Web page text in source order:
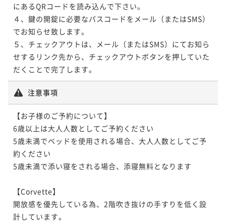
にあるQRコードを読み込んで下さい。
４、鍵の開錠に必要なパスコードをメール（またはSMS）
でお知らせ致します。
５、チェックアウトは、メール（またはSMS）にてお知ら
せするリンク先から、チェックアウトボタンを押していた
だくことで完了します。
注意事項
【お子様のご予約について】
6歳以上は大人人数としてご予約ください
5歳未満でベッドを使用される場合、大人人数としてご予
約ください
5歳未満で添い寝をされる場合、添寝無料となります
【Corvette】
開放感を優先している為、2階吹き抜けの手すりを低く設
計しています。